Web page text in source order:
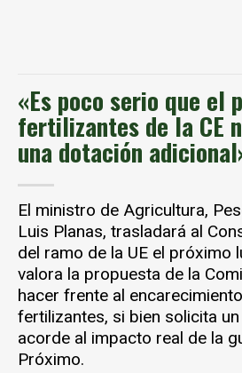
«Es poco serio que el
fertilizantes de la CE
una dotación
El ministro de Agricultura,
Luis Planas, trasladará al
del ramo de la UE el próximo
valora la propuesta de la
hacer frente al
fertilizantes, si bien solicita
acorde al impacto real de la
Próximo.